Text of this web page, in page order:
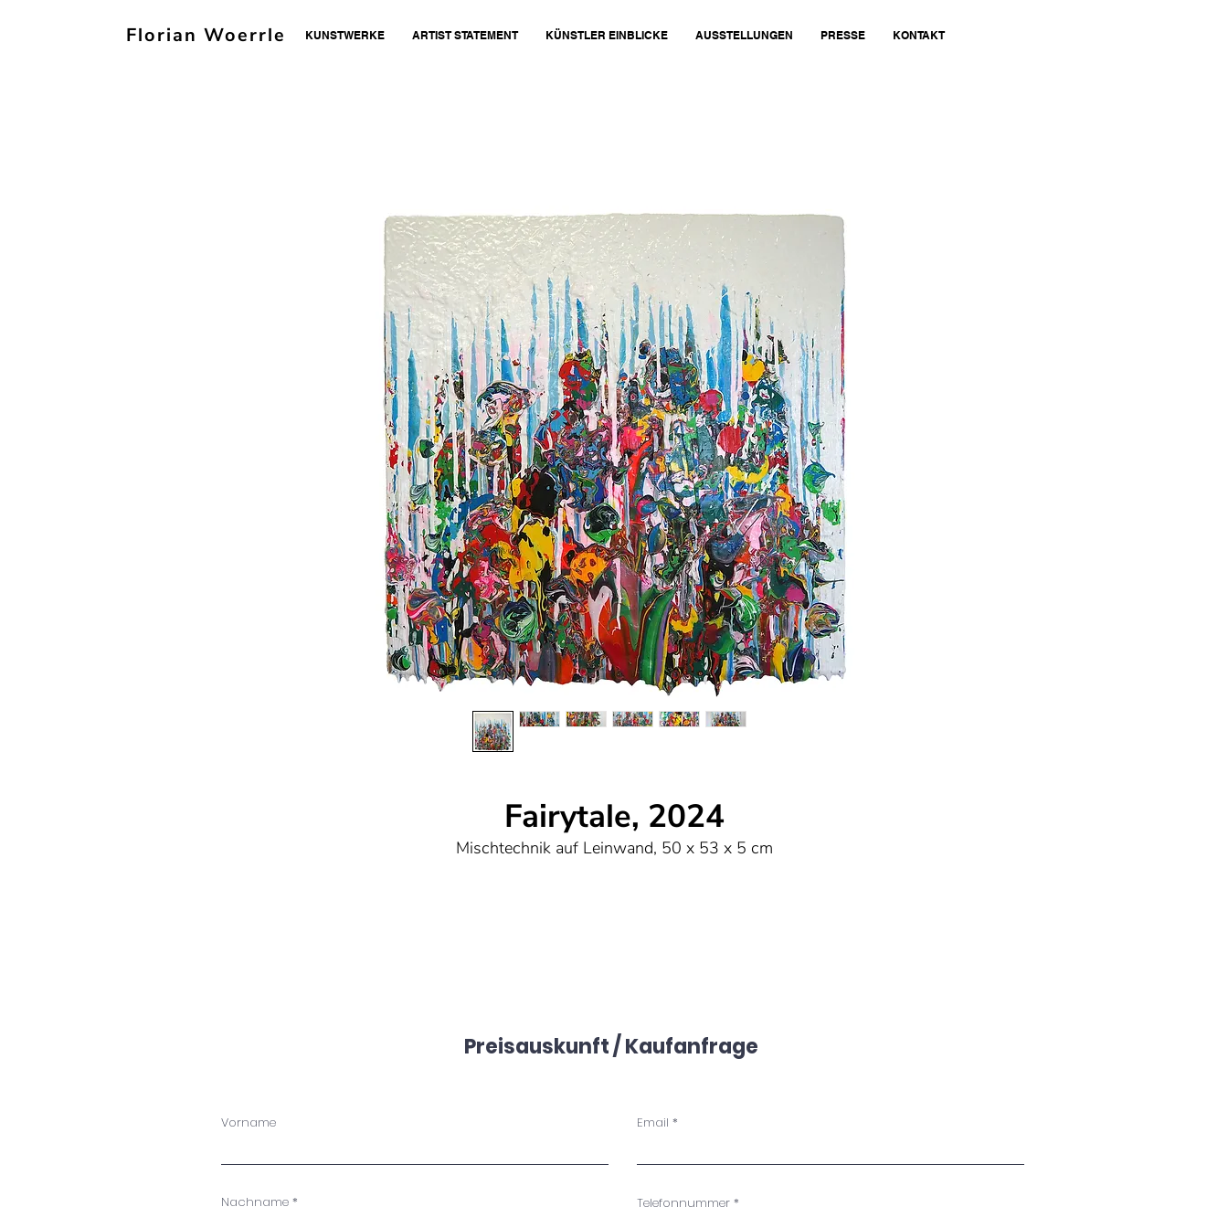
Florian Woerrle KUNSTWERKE ARTIST STATEMENT KÜNSTLER EINBLICKE AUSSTELLUNGEN PRESSE KONTAKT
Fairytale, 2024
Mischtechnik auf Leinwand, 50 x 53 x 5 cm
Preisauskunft / Kaufanfrage
Vorname Email
Nachname Telefonnummer